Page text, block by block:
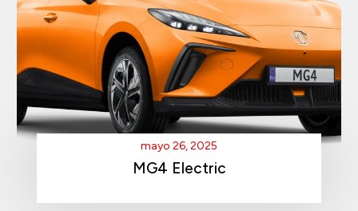
mayo 26, 2025
MG4 Electric